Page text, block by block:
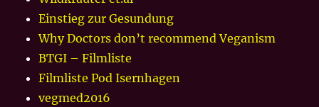
Einstieg zur Gesundung
Why Doctors don’t recommend Veganism
BTGI – Filmliste
Filmliste Pod Isernhagen
vegmed2016